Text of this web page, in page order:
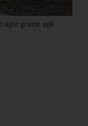
grazie agli